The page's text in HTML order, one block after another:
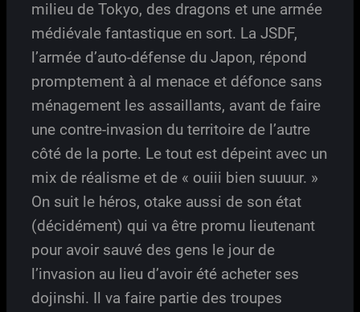
milieu de Tokyo, des dragons et une armée
médiévale fantastique en sort. La JSDF,
l’armée d’auto-défense du Japon, répond
promptement à al menace et défonce sans
ménagement les assaillants, avant de faire
une contre-invasion du territoire de l’autre
côté de la porte. Le tout est dépeint avec un
mix de réalisme et de « ouiii bien suuuur. »
On suit le héros, otake aussi de son état
(décidément) qui va être promu lieutenant
pour avoir sauvé des gens le jour de
l’invasion au lieu d’avoir été acheter ses
dojinshi. Il va faire partie des troupes